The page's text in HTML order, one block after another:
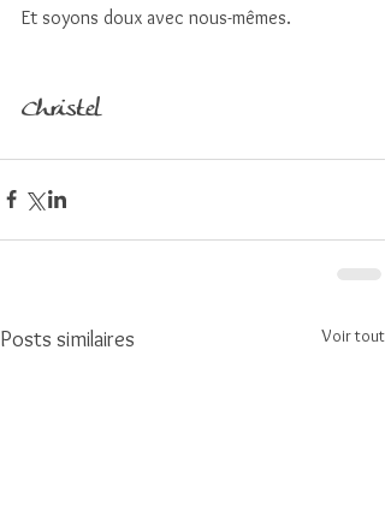
Et soyons doux avec nous-mêmes.
Christel
Posts similaires Voir tout